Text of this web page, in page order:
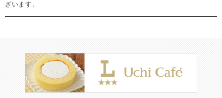
ざいます。